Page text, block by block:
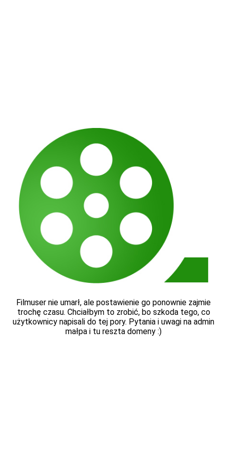
Filmuser nie umarł, ale postawienie go ponownie zajmie
trochę czasu. Chciałbym to zrobić, bo szkoda tego, co
użytkownicy napisali do tej pory. Pytania i uwagi na admin
małpa i tu reszta domeny :)